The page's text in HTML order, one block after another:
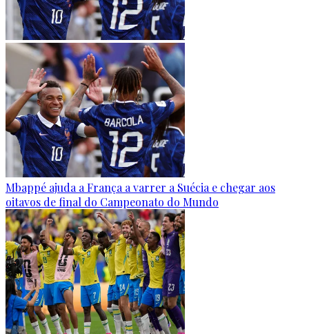
Mbappé ajuda a França a varrer a Suécia e chegar aos
oitavos de final do Campeonato do Mundo